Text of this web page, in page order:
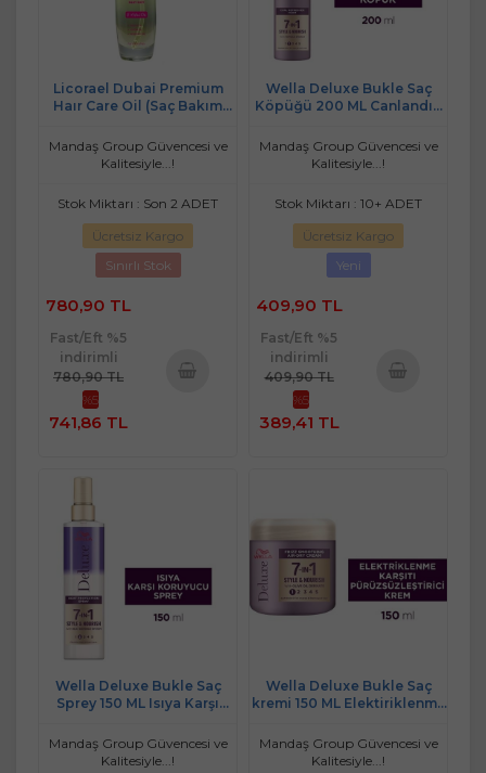
Licorael Dubai Premium
Haır Care Oil (Saç Bakım
Mandaş Group Güvencesi ve
Kalitesiyle...!
Stok Miktarı : Son 2 ADET
Ücretsiz Kargo
Sınırlı Stok
780,90 TL
Fast/Eft %5
indirimli
780,90 TL
%5
741,86 TL
Wella Deluxe Bukle Saç
Köpüğü 200 ML Canlandırı
Mandaş Group Güvencesi ve
Kalitesiyle...!
Stok Miktarı : 10+ ADET
Ücretsiz Kargo
Yeni
409,90 TL
Fast/Eft %5
indirimli
409,90 TL
%5
389,41 TL
Wella Deluxe Bukle Saç
Sprey 150 ML Isıya Karşı
Mandaş Group Güvencesi ve
Kalitesiyle...!
Wella Deluxe Bukle Saç
kremi 150 ML Elektiriklenme
Mandaş Group Güvencesi ve
Kalitesiyle...!